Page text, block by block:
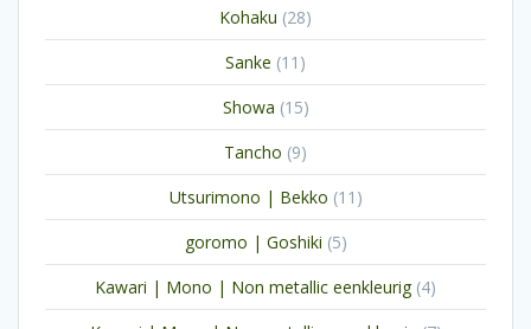
Kohaku 2828
producten
Sanke 11 11
producten
Showa 1515
producten
Tancho 99
producten
Utsurimono | Bekko 11 11
producten
goromo | Goshiki 55
producten
Kawari | Mono | Non metallic eenkleurig 44
producten